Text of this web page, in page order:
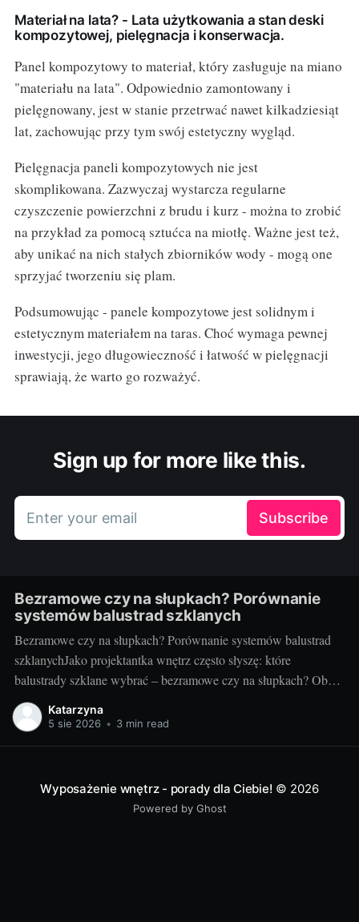
Materiał na lata? - Lata użytkowania a stan deski
kompozytowej, pielęgnacja i konserwacja.
Panel kompozytowy to materiał, który zasługuje na miano
"materiału na lata". Odpowiednio zamontowany i
pielęgnowany, jest w stanie przetrwać nawet kilkadziesiąt
lat, zachowując przy tym swój estetyczny wygląd.
Pielęgnacja paneli kompozytowych nie jest
skomplikowana. Zazwyczaj wystarcza regularne
czyszczenie powierzchni z brudu i kurz - można to zrobić
na przykład za pomocą sztućca na miotłę. Ważne jest też,
aby unikać na nich stałych zbiorników wody - mogą one
sprzyjać tworzeniu się plam.
Podsumowując - panele kompozytowe jest solidnym i
estetycznym materiałem na taras. Choć wymaga pewnej
inwestycji, jego długowieczność i łatwość w pielęgnacji
sprawiają, że warto go rozważyć.
Sign up for more like this.
Enter your email Subscribe
Bezramowe czy na słupkach? Porównanie
systemów balustrad szklanych
Bezramowe czy na słupkach? Porównanie systemów balustrad
szklanychJako projektantka wnętrz często słyszę: które
balustrady szklane wybrać – bezramowe czy na słupkach? Oba
systemy potrafią wyglądać zjawiskowo i podnieść wartość
nieruchomości, ale różnią się konstrukcją, montażem i
Katarzyna
5 sie 2026 • 3 min read
Wyposażenie wnętrz - porady dla Ciebie! © 2026
Powered by Ghost